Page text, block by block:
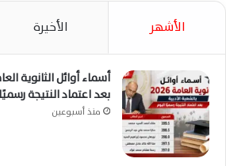
الأشهر الأخيرة
بعد اعتماد النتيجة
منذ أسبوعين